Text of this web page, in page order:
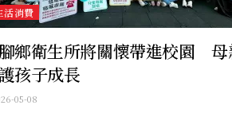
活消費
鄉衛生所將關懷帶進校園 母
孩子成長
05-08